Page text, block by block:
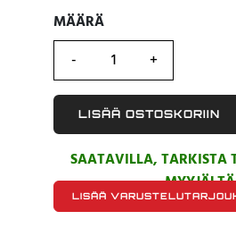
MÄÄRÄ
MÄÄRÄ
LISÄÄ OSTOSKORIIN
SAATAVILLA, TARKISTA
MYYJÄLTÄ
LISÄÄ